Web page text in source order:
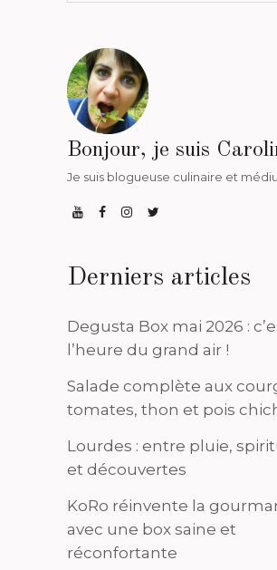
Bonjour, je suis
Je suis blogueuse culinaire et
Derniers articles
Degusta Box mai 2026 :
l’heure du grand air !
Salade complète aux
tomates, thon et pois
Lourdes : entre pluie,
et découvertes
KoRo réinvente la
avec une box saine et
réconfortante